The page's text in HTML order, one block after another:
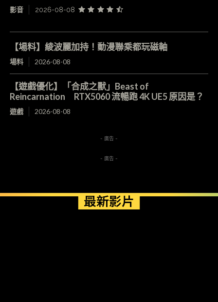
影音 2026-08-08
【場料】綾波麗加持！動漫聯乘都玩磁軸
場料 2026-08-08
【遊戲優化】「合成之獸」Beast of
Reincarnation RTX5060 流暢跑 4K UE5 原因是？
遊戲 2026-08-08
- 廣告 -
- 廣告 -
最新影片